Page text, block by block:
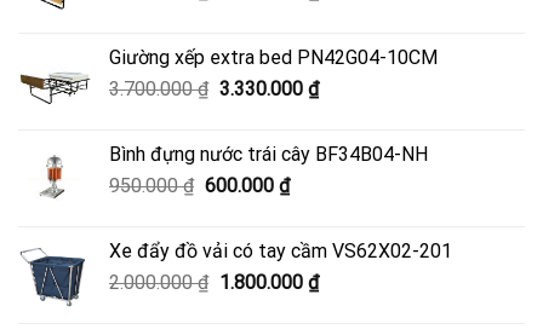
4.500.000 ₫.là:
4.050.000 ₫.
Giường xếp extra bed PN42G04-10CM
3.700.000₫ Giá
3.700.000 ₫.
3.330.000 ₫Giá
là:
Bình đựng nước trái cây BF34B04-NH
950.000₫ Giá
950.000 ₫.
600.000 ₫Giá
là:
600.000 ₫.
Xe đẩy đồ vải có tay cầm VS62X02-201
2.000.000₫ Giá
1.800.000 ₫Giá